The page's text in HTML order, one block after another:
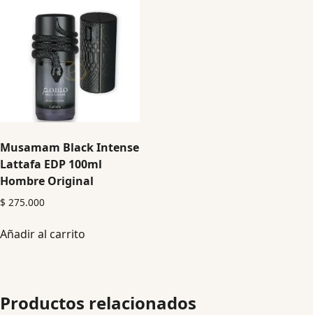
Musamam Black Intense
Lattafa EDP 100ml
Hombre Original
$ 275.000
Añadir al carrito
Productos relacionados